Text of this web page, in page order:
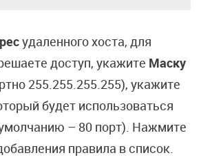
удаленного хоста, для
доступ, укажите Маску
255.255.255.255), укажите
будет использоваться
– 80 порт). Нажмите
правила в список.